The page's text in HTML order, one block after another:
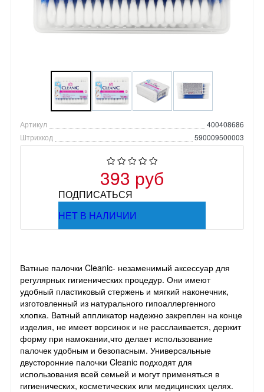
Артикул
400408686
Штрихкод
590009500003
393 руб
ПОДПИСАТЬСЯ
НЕТ В НАЛИЧИИ
Ватные палочки Cleanic- незаменимый аксессуар для
регулярных гигиенических процедур. Они имеют
удобный пластиковый стержень и мягкий наконечник,
изготовленный из натурального гипоаллергенного
хлопка. Ватный аппликатор надежно закреплен на конце
изделия, не имеет ворсинок и не расслаивается, держит
форму при намокании,что делает использование
палочек удобным и безопасным. Универсальные
двусторонние палочки Cleanic подходят для
использования всей семьей и могут применяться в
гигиенических, косметических или медицинских целях.